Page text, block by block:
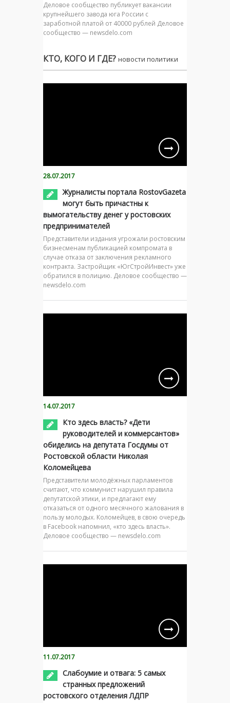
Деловое сообщество публикует вакансии
крупнейшего завода юга России с
заработной платой от 40000 рублей Деловое
сообщество — newsdelo.com
КТО, КОГО И ГДЕ? новости политики
28.07.2017
Журналисты портала RostovGazeta
могут быть причастны к
вымогательству денег у ростовских
предпринимателей
Представители издания угрожали ростовским
бизнесменам публикацией компромата в
случае отказа от заключения рекламного
контракта. Застройщик «ЮгСтройИнвест» уже
обратился в полицию. Деловое сообщество —
newsdelo.com
14.07.2017
Кто здесь власть? «Дети
руководителей и коммерсантов»
обиделись на депутата Госдумы от
Ростовской области Николая
Коломейцева
Представители молодёжных парламентов
считают, что коммунист нарушил правила
депутатской этики, и предлагают ему
отказаться от одного месячного жалования в
пользу молодых. Коломейцев, в свою очередь
в Facebook напомнил, «кто здесь власть».
Деловое сообщество — newsdelo.com
11.07.2017
Слабоумие и отвага: 5 самых
странных предложений
ростовского отделения ЛДПР